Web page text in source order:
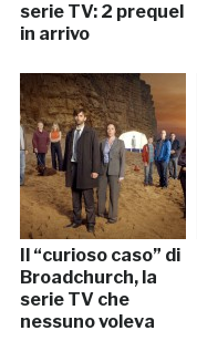
serie TV: 2 prequel
in arrivo
Il “curioso caso” di
Broadchurch, la
serie TV che
nessuno voleva